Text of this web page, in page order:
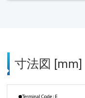
寸法図 [mm]